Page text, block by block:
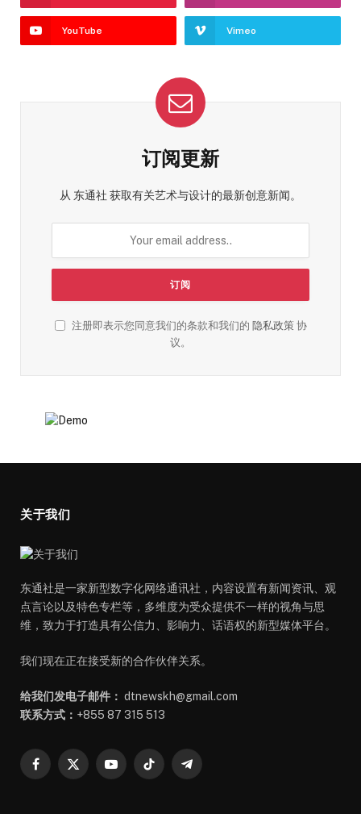
YouTube Vimeo
订阅更新
从 东通社 获取有关艺术与设计的最新创意新闻。
注册即表示您同意我们的条款和我们的 隐私政策协
议。
关于我们
东通社是一家新型数字化网络通讯社，内容设置有新闻资讯、观
点言论以及特色专栏等，多维度为受众提供不一样的视角与思
维，致力于打造具有公信力、影响力、话语权的新型媒体平台。
我们现在正在接受新的合作伙伴关系。
给我们发电子邮件： dtnewskh@gmail.com
联系方式： +855 87 315 513
Facebook
X
YouTubeTikTok Telegram